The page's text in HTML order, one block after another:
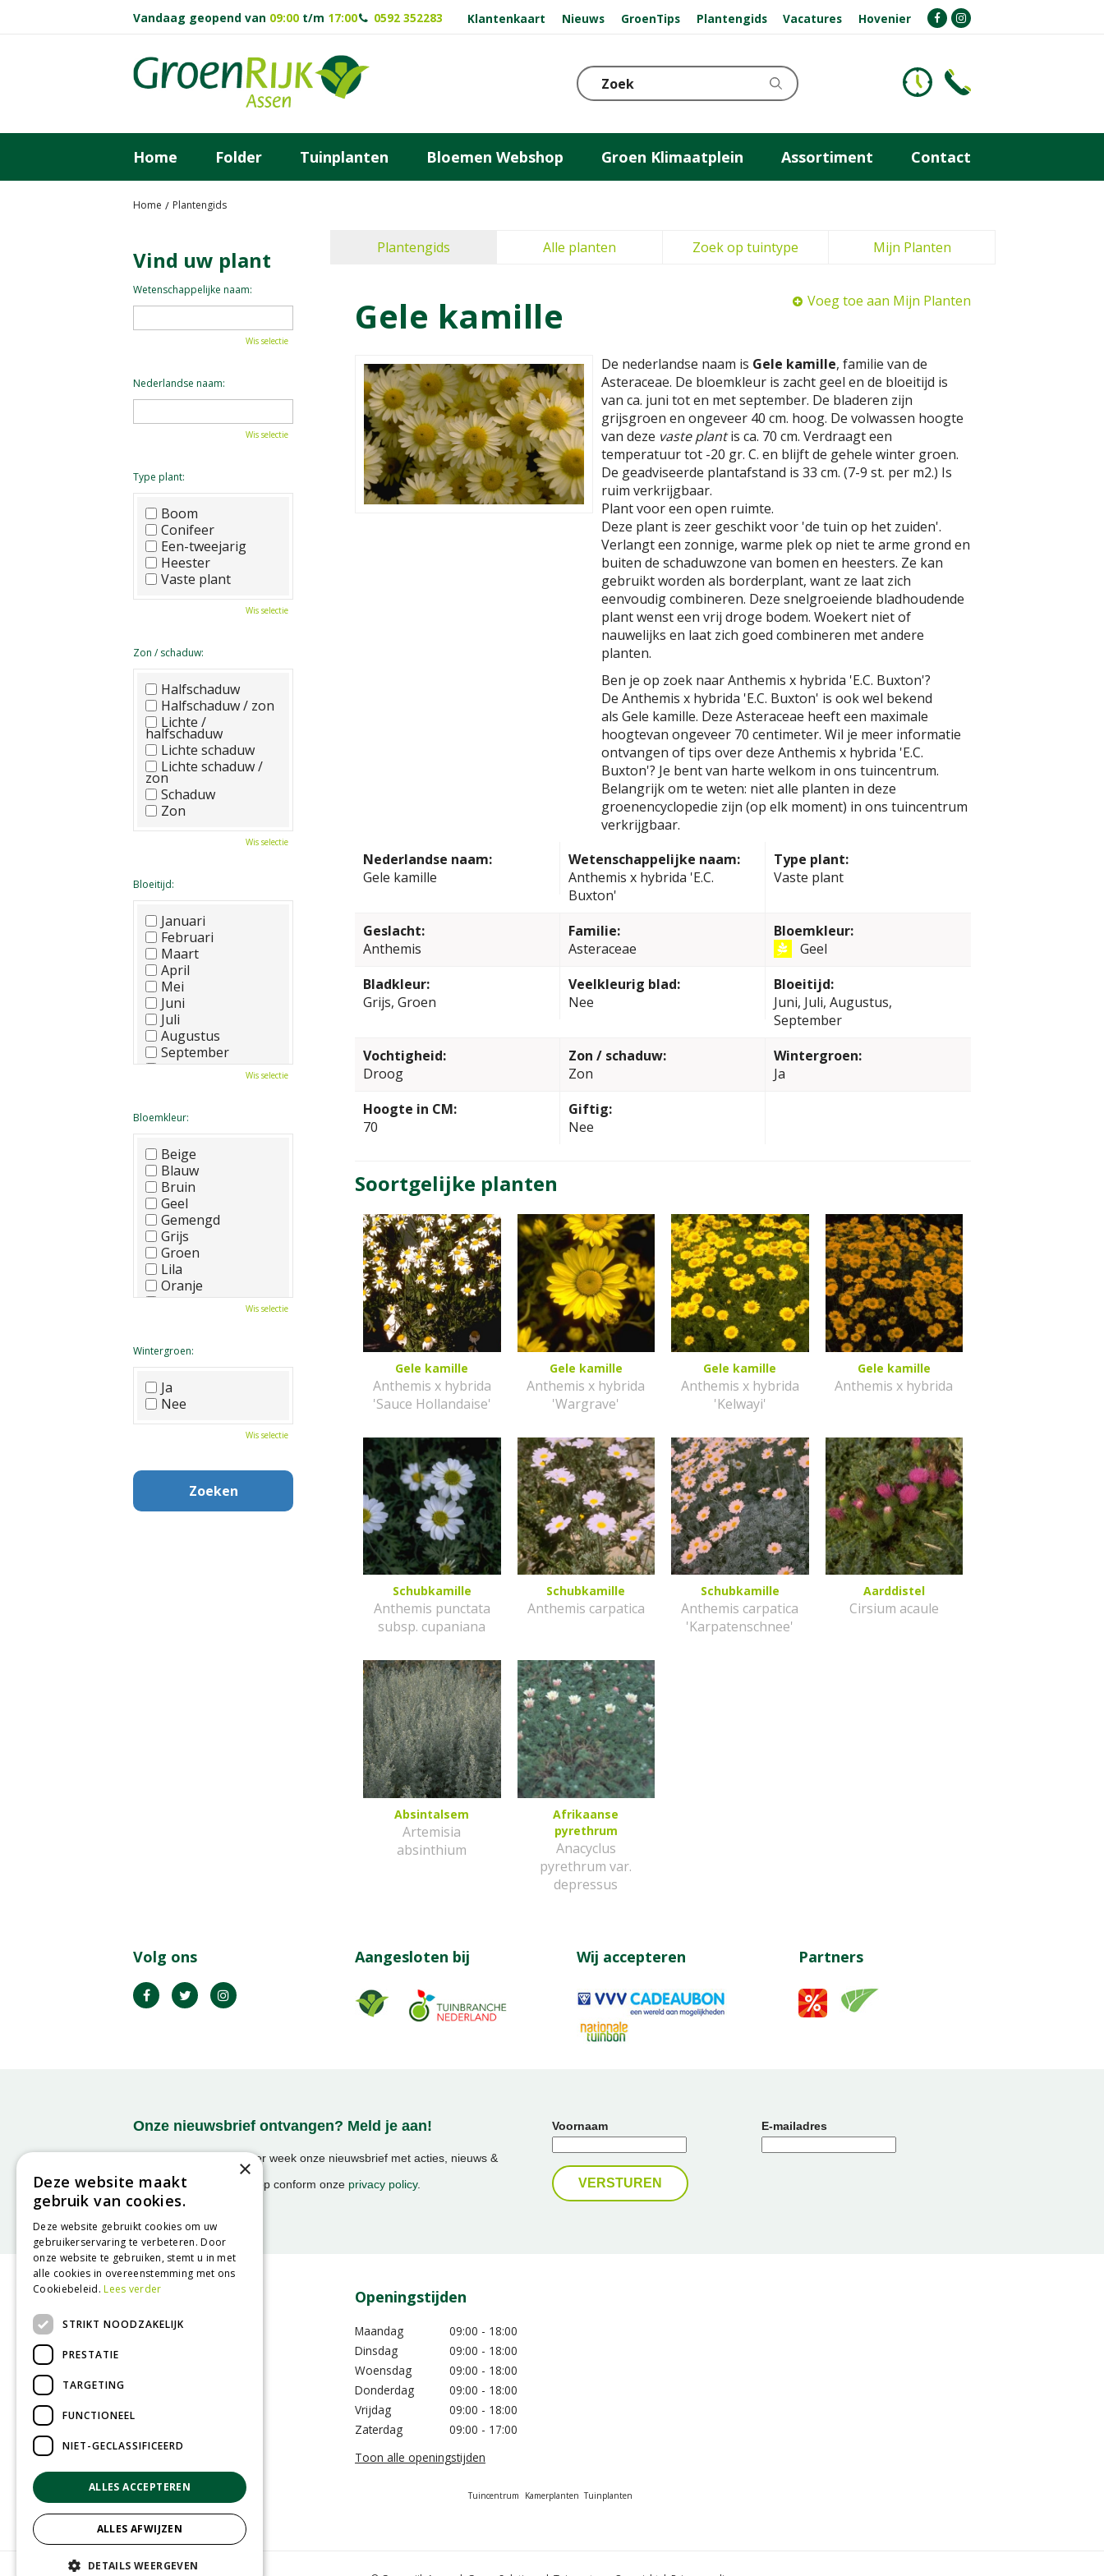
Home Plantengids
Vandaag geopend van 09:00 t/m 17:00 0592 352283 Klantenkaart Nieuws GroenTips Plantengids Vacatures Hovenier
Home Folder Tuinplanten Bloemen Webshop Groen Klimaatplein Assortiment Contact
Plantengids Alle planten Zoek op tuintype Mijn Planten
Gele kamille Voeg toe aan Mijn Planten
De nederlandse naam is Gele kamille, familie van de
Asteraceae. De bloemkleur is zacht geel en de bloeitijd is
van ca. juni tot en met september. De bladeren zijn
grijsgroen en ongeveer 40 cm. hoog. De volwassen hoogte
van deze vaste plantis ca. 70 cm. Verdraagt een
temperatuur tot -20 gr. C. en blijft de gehele winter groen.
De geadviseerde plantafstand is 33 cm. (7-9 st. per m2.) Is
ruim verkrijgbaar.
Plant voor een open ruimte.
Deze plant is zeer geschikt voor 'de tuin op het zuiden'.
Verlangt een zonnige, warme plek op niet te arme grond en
buiten de schaduwzone van bomen en heesters. Ze kan
gebruikt worden als borderplant, want ze laat zich
eenvoudig combineren. Deze snelgroeiende bladhoudende
plant wenst een vrij droge bodem. Woekert niet of
nauwelijks en laat zich goed combineren met andere
planten.
Ben je op zoek naar Anthemis x hybrida 'E.C. Buxton'?
De Anthemis x hybrida 'E.C. Buxton' is ook wel bekend
als Gele kamille. Deze Asteraceae heeft een maximale
hoogtevan ongeveer 70 centimeter. Wil je meer informatie
ontvangen of tips over deze Anthemis x hybrida 'E.C.
Buxton'? Je bent van harte welkom in ons tuincentrum.
Belangrijk om te weten: niet alle planten in deze
groenencyclopedie zijn (op elk moment) in ons tuincentrum
verkrijgbaar.
Nederlandse naam:
Gele kamille
Wetenschappelijke naam:
Anthemis x hybrida 'E.C.
Buxton'
Type plant:
Vaste plant
Geslacht:
Anthemis
Familie:
Asteraceae
Bloemkleur:
Geel
Bladkleur:
Grijs, Groen
Veelkleurig blad:
Nee
Bloeitijd:
Juni, Juli, Augustus,
September
Vochtigheid:
Droog
Zon / schaduw:
Zon
Wintergroen:
Ja
Hoogte in CM:
70
Giftig:
Nee
Soortgelijke planten
Gele kamille
Anthemis x hybrida
'Sauce Hollandaise'
Gele kamille
Anthemis x hybrida
'Wargrave'
Gele kamille
Anthemis x hybrida
'Kelwayi'
Gele kamille
Anthemis x hybrida
Schubkamille
Anthemis punctata
subsp. cupaniana
Schubkamille
Anthemis carpatica
Schubkamille
Anthemis carpatica
'Karpatenschnee'
Aarddistel
Cirsium acaule
Absintalsem
Artemisia
absinthium
Afrikaanse
pyrethrum
Anacyclus
pyrethrum var.
depressus
Vind uw plant
Wetenschappelijke naam:
Wis selectie
Nederlandse naam:
Wis selectie
Type plant:
Boom
Conifeer
Een-tweejarig
Heester
Vaste plant
Wis selectie
Zon / schaduw:
Halfschaduw
Halfschaduw / zon
Lichte /
halfschaduw
Lichte schaduw
Lichte schaduw /
zon
Schaduw
Zon
Wis selectie
Bloeitijd:
Januari
Februari
Maart
April
Mei
Juni
Juli
Augustus
September
Oktober
Wis selectie
Bloemkleur:
Beige
Blauw
Bruin
Geel
Gemengd
Grijs
Groen
Lila
Oranje
Paars
Wit
Zwart
Wis selectie
Wintergroen:
Ja
Nee
Wis selectie
Volg ons Aangesloten bij Wij accepteren Partners
Onze nieuwsbrief ontvangen? Meld je aan!
Ontvang ongeveer 1x per week onze nieuwsbrief met acties, nieuws &
We slaan uw gegevens op conform onze privacy policy.
Voornaam E-mailadres
Contact
GroenRijk Assen
Openingstijden
Maandag
09:00 - 18:00
Dinsdag
09:00 - 18:00
Woensdag
09:00 - 18:00
Donderdag
09:00 - 18:00
Vrijdag
09:00 - 18:00
Zaterdag
09:00 - 17:00
Toon alle openingstijden
Tuincentrum Kamerplanten Tuinplanten
×
Deze website maakt
gebruik van cookies.
Deze website gebruikt cookies om uw
gebruikerservaring te verbeteren. Door
onze website te gebruiken, stemt u in met
alle cookies in overeenstemming met ons
Cookiebeleid.Lees verder
STRIKT NOODZAKELIJK
PRESTATIE
TARGETING
FUNCTIONEEL
NIET-GECLASSIFICEERD
ALLES ACCEPTEREN
ALLES AFWIJZEN
DETAILS WEERGEVEN